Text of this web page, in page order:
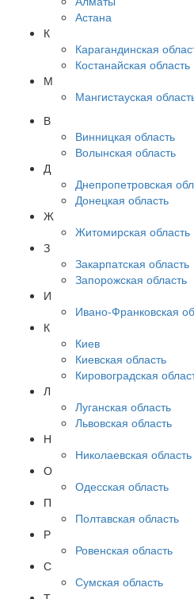
Астана
К
Карагандинская
Костанайская область
М
Мангистауская
В
Винницкая область
Волынская область
Д
Днепропетровская
Донецкая область
Ж
Житомирская область
З
Закарпатская область
Запорожская область
И
Ивано-Франковская
К
Киев
Киевская область
Кировоградская
Л
Луганская область
Львовская область
Н
Николаевская область
О
Одесская область
П
Полтавская область
Р
Ровенская область
С
Сумская область